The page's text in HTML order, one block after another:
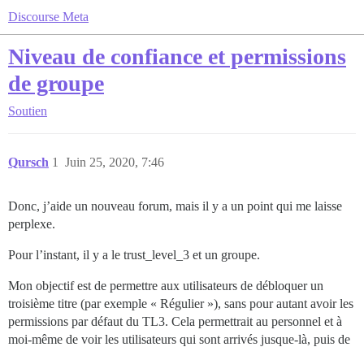
Discourse Meta
Niveau de confiance et permissions
de groupe
Soutien
Qursch Juin 25, 2020, 7:46
1
Donc, j’aide un nouveau forum, mais il y a un point qui me laisse
perplexe.
Pour l’instant, il y a le trust_level_3 et un groupe.
Mon objectif est de permettre aux utilisateurs de débloquer un
troisième titre (par exemple « Régulier »), sans pour autant avoir les
permissions par défaut du TL3. Cela permettrait au personnel et à
moi-même de voir les utilisateurs qui sont arrivés jusque-là, puis de